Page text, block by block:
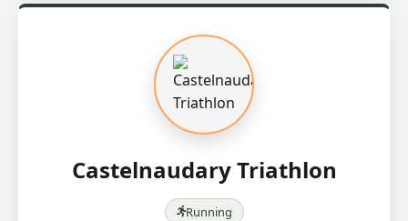
Castelnaudary Triathlon
Running